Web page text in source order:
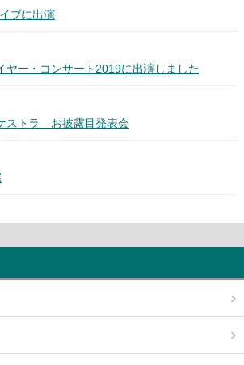
ブに出演
ヤー・コンサート2019に出演しました
ストラ お披露目発表会